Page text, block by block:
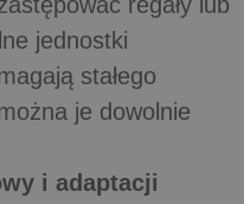
jednostki
stałego
je dowolnie
i adaptacji